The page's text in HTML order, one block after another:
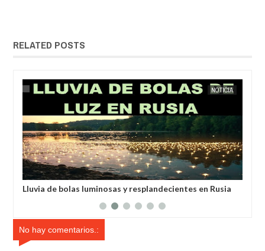
RELATED POSTS
NOTICIA
resplandecientes en Rusia
Habló con Dios: Hombre en
EXTRANOTIX MISTERIO
No hay comentarios.: